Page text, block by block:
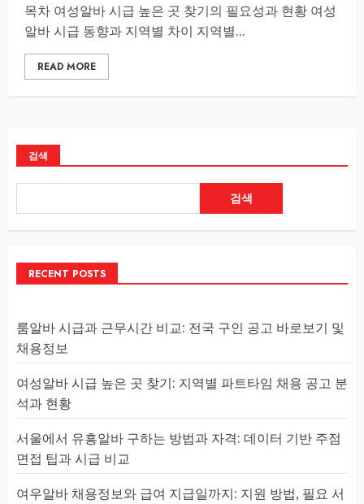
목차 여성알바 시급 높은 곳 찾기의 필요성과 현황 여성
알바 시급 동향과 지역별 차이 지역별...
READ MORE
검색
검색
RECENT POSTS
룸알바 시급과 근무시간 비교: 전국 구인 공고 바로보기 및
채용정보
여성알바 시급 높은 곳 찾기: 지역별 파트타임 채용 공고 분
석과 현황
서울에서 유흥알바 구하는 방법과 자격: 데이터 기반 주점
면접 팁과 시급 비교
여우알바 채용정보와 급여 지급일까지: 지원 방법, 필요 서